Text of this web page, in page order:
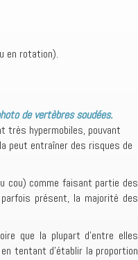
en rotation).
de vertèbres soudées.
très hypermobiles, pouvant
peut entraîner des risques de
cou) comme faisant partie des
présent, la majorité des
que la plupart d’entre elles
tentant d’établir la proportion